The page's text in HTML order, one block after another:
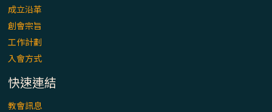
成立沿革
創會宗旨
工作計劃
入會方式
快速連結
教會訊息